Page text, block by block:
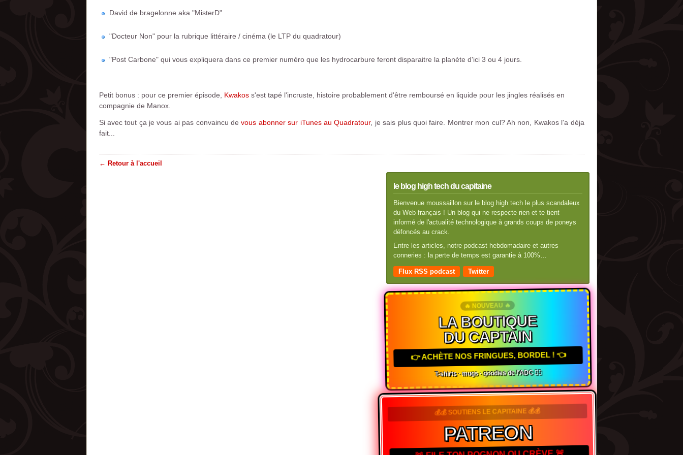
David de bragelonne aka "MisterD"
"Docteur Non" pour la rubrique littéraire / cinéma (le LTP du quadratour)
"Post Carbone" qui vous expliquera dans ce premier numéro que les hydrocarbure feront disparaitre la planète d'ici 3 ou 4 jours.
Petit bonus : pour ce premier épisode, Kwakoss'est tapé l'incruste, histoire probablement d'être remboursé en liquide pour les jingles réalisés en
compagnie de Manox.
Si avec tout ça je vous ai pas convaincu devous abonner sur iTunes au Quadratour, je sais plus quoi faire. Montrer mon cul? Ah non, Kwakos l'a déja
fait...
← Retour à l'accueil
le blog high tech du capitaine
Bienvenue moussaillon sur le blog high tech le plus scandaleux
du Web français ! Un blog qui ne respecte rien et te tient
informé de l'actualité technologique à grands coups de poneys
défoncés au crack.
Entre les articles, notre podcast hebdomadaire et autres
conneries : la perte de temps est garantie à 100%…
Flux RSS podcast Twitter
🔥 NOUVEAU 🔥
LA BOUTIQUE
DU CAPTAIN
👉 ACHÈTE NOS FRINGUES, BORDEL ! 👈
T-shirts · mugs · goodies de l'ADC 🏴‍☠️
💰💰 SOUTIENS LE CAPITAINE 💰💰
PATREON